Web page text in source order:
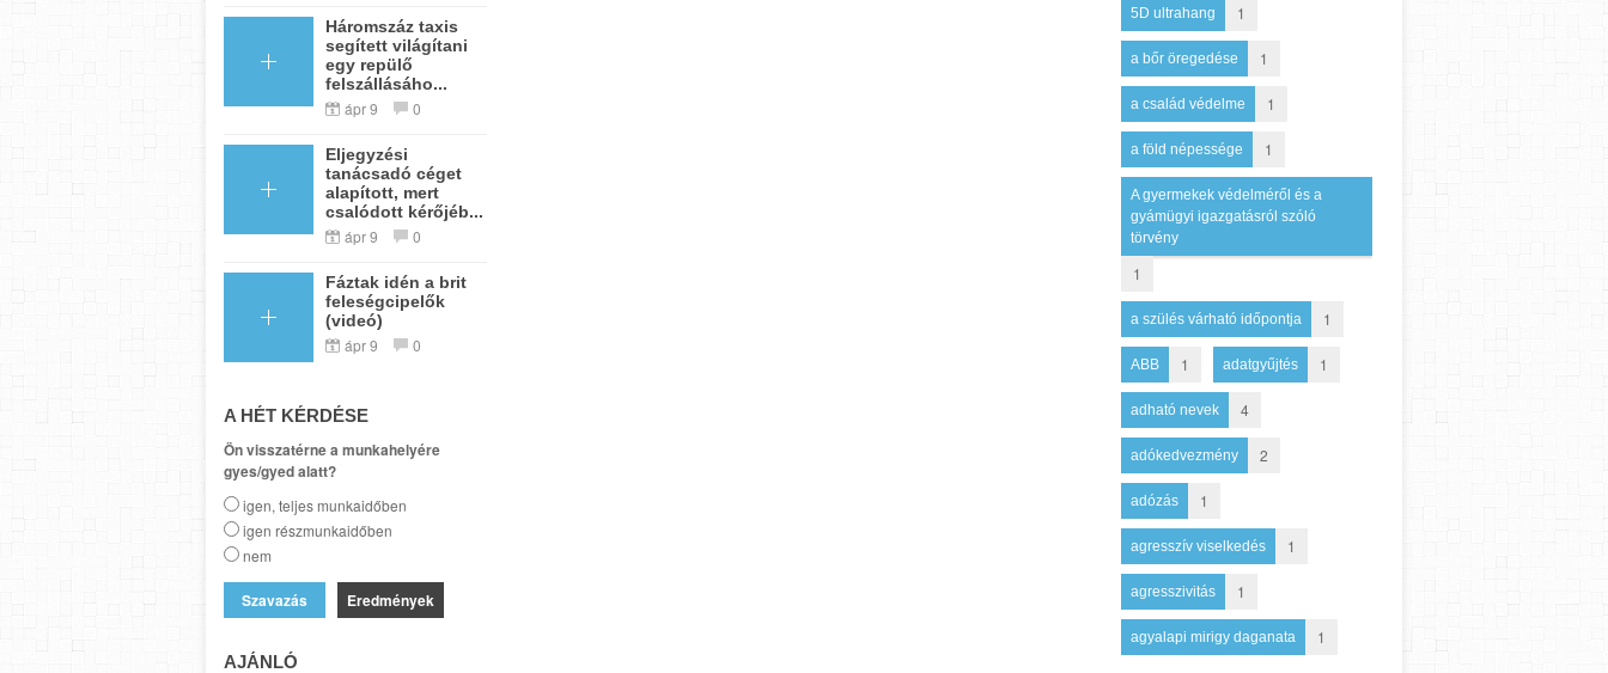
Háromszáz taxis
segített világítani
egy repülő
felszállásáho...
ápr 9 0
Eljegyzési
tanácsadó céget
alapított, mert
csalódott kérőjéb...
ápr 9 0
Fáztak idén a brit
feleségcipelők
(videó)
ápr 9 0
A HÉT KÉRDÉSE
Ön visszatérne a munkahelyére
gyes/gyed alatt?
igen, teljes munkaidőben
igen részmunkaidőben
nem
Eredmények
AJÁNLÓ
5D ultrahang 1
a bőr öregedése 1
a család védelme 1
a föld népessége 1
A gyermekek védelméről és a
gyámügyi igazgatásról szóló
törvény
1
a szülés várható időpontja 1
ABB 1 adatgyűjtés 1
adható nevek 4
adókedvezmény 2
adózás 1
agresszív viselkedés 1
agresszivitás 1
agyalapi mirigy daganata 1